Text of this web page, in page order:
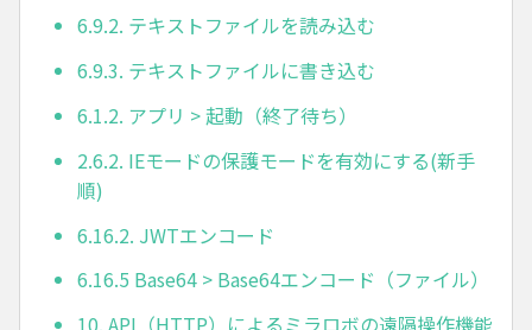
6.9.2. テキストファイルを読み込む
6.9.3. テキストファイルに書き込む
6.1.2. アプリ > 起動（終了待ち）
2.6.2. IEモードの保護モードを有効にする(新手
順)
6.16.2. JWTエンコード
6.16.5 Base64 > Base64エンコード（ファイル）
10. API（HTTP）によるミラロボの遠隔操作機能